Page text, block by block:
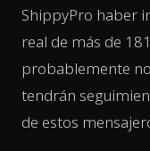
ShippyPro haber
real de más de
probablemente
tendrán
de estos